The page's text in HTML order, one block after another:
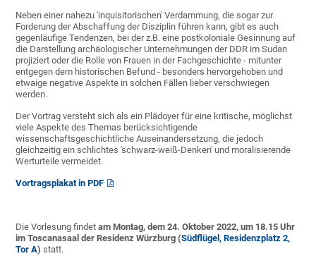
Neben einer nahezu 'inquisitorischen' Verdammung, die sogar zur
Forderung der Abschaffung der Disziplin führen kann, gibt es auch
gegenläufige Tendenzen, bei der z.B. eine postkoloniale Gesinnung auf
die Darstellung archäologischer Unternehmungen der DDR im Sudan
projiziert oder die Rolle von Frauen in der Fachgeschichte - mitunter
entgegen dem historischen Befund - besonders hervorgehoben und
etwaige negative Aspekte in solchen Fällen lieber verschwiegen
werden.
Der Vortrag versteht sich als ein Plädoyer für eine kritische, möglichst
viele Aspekte des Themas berücksichtigende
wissenschaftsgeschichtliche Auseinandersetzung, die jedoch
gleichzeitig ein schlichtes 'schwarz-weiß-Denken' und moralisierende
Werturteile vermeidet.
Vortragsplakat in PDF
Die Vorlesung findetam Montag, dem 24. Oktober 2022, um 18.15 Uhr
im Toscanasaal der Residenz Würzburg (Südflügel, Residenzplatz 2,
Tor A) statt.